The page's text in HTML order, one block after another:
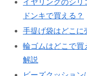
イヤリングのシリ
ドンキで買える？
手提げ袋はどこに
輪ゴムはどこで買
解説